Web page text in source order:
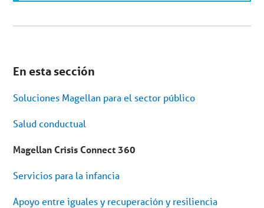
en
menú
secundario.
al
contenido
artículo
En esta sección
Soluciones Magellan para el sector público
Salud conductual
Magellan Crisis Connect 360
Servicios para la infancia
Apoyo entre iguales y recuperación y resiliencia